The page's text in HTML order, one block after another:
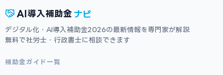
AI 導入補助金 ナビ
デジタル化・AI導入補助金2026の最新情報を専門家が解説
無料で社労士・行政書士に相談できます
補助金ガイド一覧